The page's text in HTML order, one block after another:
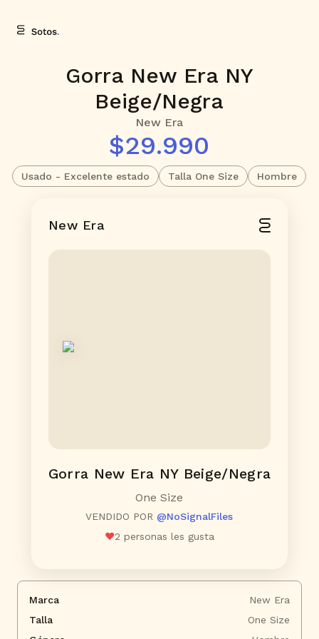
Gorra New Era NY
Beige/Negra
New Era
$29.990
Usado - Excelente estado Talla One Size Hombre
New Era
Gorra New Era NY Beige/Negra
One Size
VENDIDO POR @NoSignalFiles
❤️2 personas les gusta
Marca
New Era
Talla
One Size